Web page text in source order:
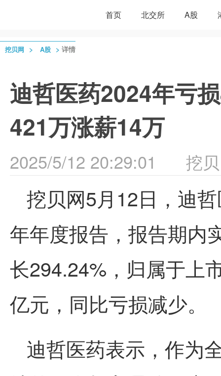
首页 北交所 A股
挖贝网 > A股 > 详情
迪哲医药2024年亏
421万涨薪14万
2025/5/12 20:29:01 挖
挖贝网5月12日，迪
年年度报告，报告期内
长294.24%，归属于上
亿元，同比亏损减少。
迪哲医药表示，作为